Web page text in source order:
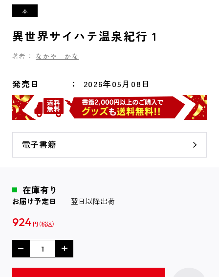
異世界サイハテ温泉紀行 1
著者： なかや かな
発売日 2026年05月08日
電子書籍
在庫有り
お届け予定日 翌日以降出荷
924 円